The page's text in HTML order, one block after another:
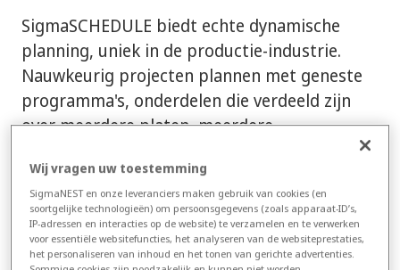
SigmaSCHEDULE biedt echte dynamische
planning, uniek in de productie-industrie.
Nauwkeurig projecten plannen met geneste
programma's, onderdelen die verdeeld zijn
over meerdere platen, meerdere
zoals buigen en lassen. De software kan
worden geconfigureerd voor uw specifieke
bedrijfsbehoeften, maar kan ook de volledige
bewerking op elk moment van de dag volledig
Wij vragen uw toestemming
SigmaNEST en onze leveranciers maken gebruik van cookies (en
soortgelijke technologieën) om persoonsgegevens (zoals apparaat-ID’s,
IP-adressen en interacties op de website) te verzamelen en te verwerken
voor essentiële websitefuncties, het analyseren van de websiteprestaties,
het personaliseren van inhoud en het tonen van gerichte advertenties.